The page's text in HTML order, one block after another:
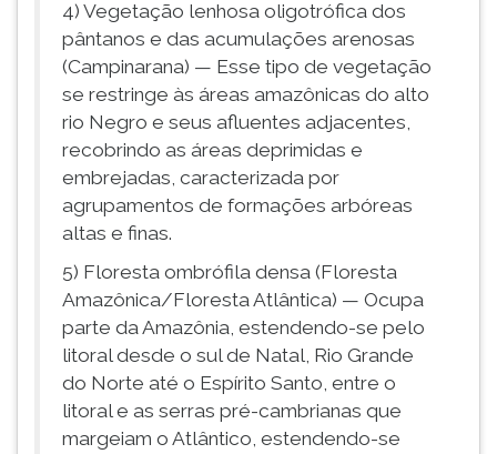
4) Vegetação lenhosa oligotrófica dos
pântanos e das acumulações arenosas
(Campinarana) — Esse tipo de vegetação
se restringe às áreas amazônicas do alto
rio Negro e seus afluentes adjacentes,
recobrindo as áreas deprimidas e
embrejadas, caracterizada por
agrupamentos de formações arbóreas
altas e finas.
5) Floresta ombrófila densa (Floresta
Amazônica/Floresta Atlântica) — Ocupa
parte da Amazônia, estendendo-se pelo
litoral desde o sul de Natal, Rio Grande
do Norte até o Espírito Santo, entre o
litoral e as serras pré-cambrianas que
margeiam o Atlântico, estendendo-se